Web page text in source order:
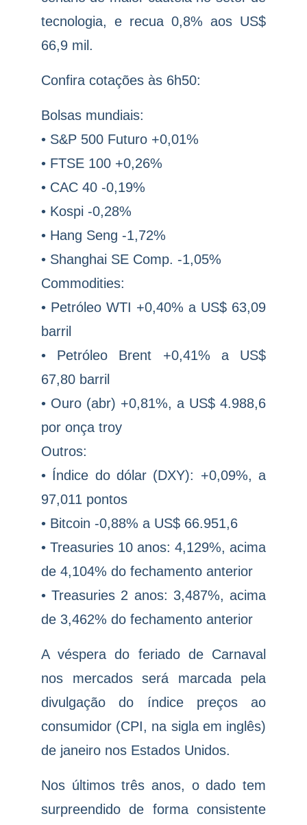
tecnologia, e recua 0,8% aos US$
66,9 mil.
Confira cotações às 6h50:
Bolsas mundiais:
• S&P 500 Futuro +0,01%
• FTSE 100 +0,26%
• CAC 40 -0,19%
• Kospi -0,28%
• Hang Seng -1,72%
• Shanghai SE Comp. -1,05%
Commodities:
• Petróleo WTI +0,40% a US$ 63,09
barril
• Petróleo Brent +0,41% a US$
67,80 barril
• Ouro (abr) +0,81%, a US$ 4.988,6
por onça troy
Outros:
• Índice do dólar (DXY): +0,09%, a
97,011 pontos
• Bitcoin -0,88% a US$ 66.951,6
• Treasuries 10 anos: 4,129%, acima
de 4,104% do fechamento anterior
• Treasuries 2 anos: 3,487%, acima
de 3,462% do fechamento anterior
A véspera do feriado de Carnaval
nos mercados será marcada pela
divulgação do índice preços ao
consumidor (CPI, na sigla em inglês)
de janeiro nos Estados Unidos.
Nos últimos três anos, o dado tem
surpreendido de forma consistente